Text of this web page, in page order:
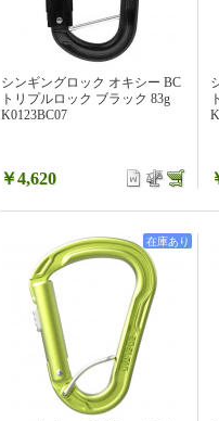
シンギングロック オキシー BC
トリプルロック ブラック 83g
K0123BC07
￥4,620
在庫あり